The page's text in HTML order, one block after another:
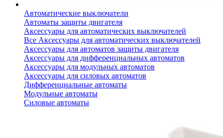
Автоматические выключатели
Автоматы защиты двигателя
Аксессуары для автоматических выключателей
Все Аксессуары для автоматических выключателей
Аксессуары для автоматов защиты двигателя
Аксессуары для дифференциальных автоматов
Аксессуары для модульных автоматов
Аксессуары для силовых автоматов
Дифференциальные автоматы
Модульные автоматы
Силовые автоматы